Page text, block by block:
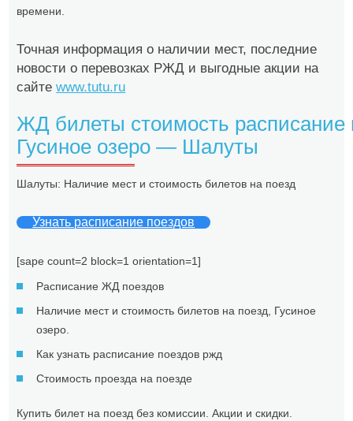
времени.
Точная информация о наличии мест, последние
новости о перевозках РЖД и выгодные акции на
сайтеwww.tutu.ru
ЖД билеты стоимость расписание
Гусиное озеро — Шалуты
Шалуты: Наличие мест и стоимость билетов на поезд
Узнать расписание поездов
[sape count=2 block=1 orientation=1]
Расписание ЖД поездов
Наличие мест и стоимость билетов на поезд, Гусиное
озеро.
Как узнать расписание поездов ржд
Стоимость проезда на поезде
Купить билет на поезд без комиссии. Акции и скидки.